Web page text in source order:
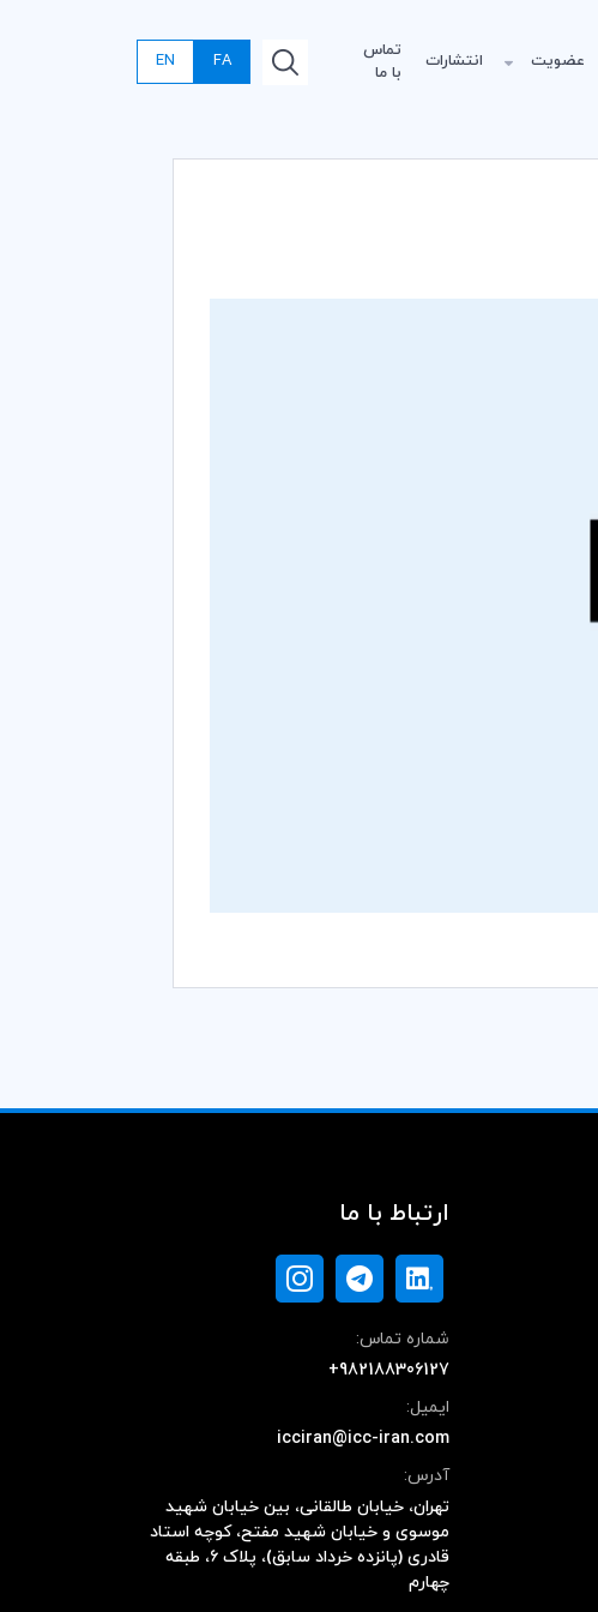
عضویت انتشارات
تماس
با ما
FA
EN
ارتباط با ما
شماره تماس:
+982188306127
ایمیل:
icciran@icc-iran.com
آدرس:
تهران، خیابان طالقانی، بین خیابان شهید
موسوی و خیابان شهید مفتح، کوچه استاد
قادری (پانزده خرداد سابق)، پلاک ۶، طبقه
چهارم